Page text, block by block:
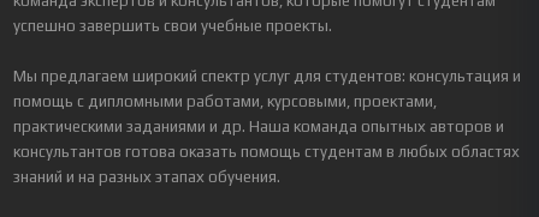
успешно завершить свои учебные проекты.
Мы предлагаем широкий спектр услуг для студентов: консультация и
помощь с дипломными работами, курсовыми, проектами,
практическими заданиями и др. Наша команда опытных авторов и
консультантов готова оказать помощь студентам в любых областях
знаний и на разных этапах обучения.